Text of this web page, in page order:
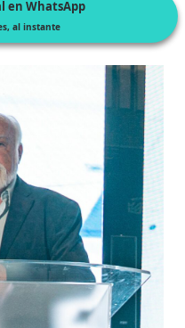
en WhatsApp
al instante